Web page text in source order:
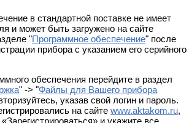
в стандартной поставке не имеет
и может быть загружено на сайте
"Программное обеспечение" после
прибора с указанием его серийного
обеспечения перейдите в раздел
" -> "Файлы для Вашего прибора
указав свой логин и пароль.
на сайте www.aktakom.ru,